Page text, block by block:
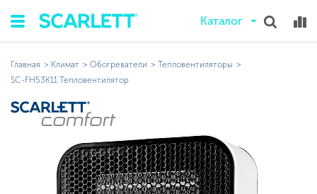
Каталог
Главная Климат Обогреватели
Тепловентиляторы
SC-FH53K11 Тепловентилятор